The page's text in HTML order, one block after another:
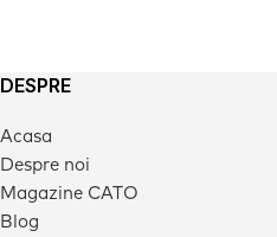
DESPRE
Acasa
Despre noi
Magazine CATO
Blog